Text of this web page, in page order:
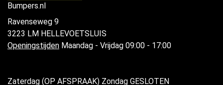
Bumpers.nl
Ravenseweg 9
3223 LM HELLEVOETSLUIS
Openingstijden Maandag - Vrijdag 09:00 - 17:00
Zaterdag (OP AFSPRAAK) Zondag GESLOTEN